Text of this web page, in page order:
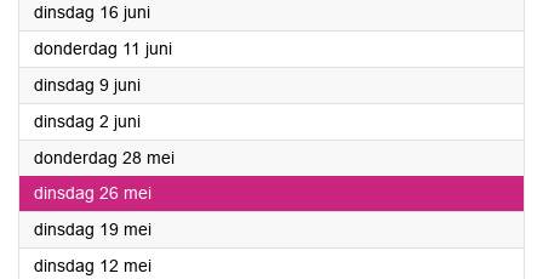
dinsdag 16 juni2026
donderdag 11 juni2026
dinsdag 9 juni2026
dinsdag 2 juni2026
donderdag 28 mei2026
dinsdag 26 mei2026
dinsdag 19 mei2026
dinsdag 12 mei2026